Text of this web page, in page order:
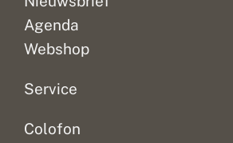
Agenda
Webshop
Service
Colofon